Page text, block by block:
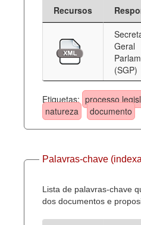
Recursos
Geral
(SGP)
Etiquetas: processo
natureza
documento
Palavras-chave
Lista de palavras-chave
dos documentos e